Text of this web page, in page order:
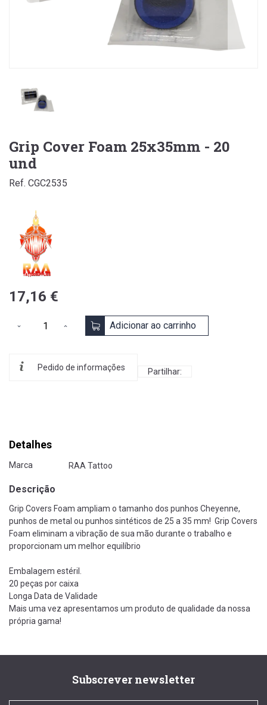
Grip Cover Foam 25x35mm - 20
und
Ref. CGC2535
17,16 €
Adicionar ao carrinho
Pedido de informações Partilhar:
Detalhes
Marca RAA Tattoo
Descrição
Grip Covers Foam ampliam o tamanho dos punhos Cheyenne,
punhos de metal ou punhos sintéticos de 25 a 35 mm! Grip Covers
Foam eliminam a vibração de sua mão durante o trabalho e
proporcionam um melhor equilíbrio
Embalagem estéril.
20 peças por caixa
Longa Data de Validade
Mais uma vez apresentamos um produto de qualidade da nossa
própria gama!
Subscrever newsletter